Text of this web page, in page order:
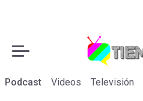
Podcast Videos Televisión